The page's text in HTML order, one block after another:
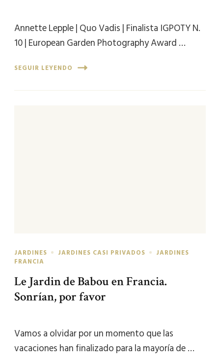
Annette Lepple | Quo Vadis | Finalista IGPOTY N.
10 | European Garden Photography Award …
SEGUIR LEYENDO
JARDINES JARDINES CASI PRIVADOS
JARDINES
FRANCIA
Le Jardin de Babou en Francia.
Sonrían, por favor
Vamos a olvidar por un momento que las
vacaciones han finalizado para la mayoría de …